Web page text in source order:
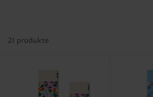
21 produkte